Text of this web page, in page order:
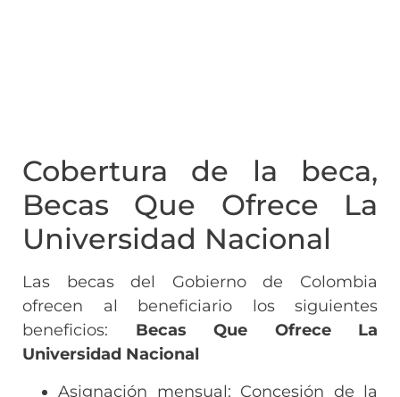
Cobertura de la beca,
Becas Que Ofrece La
Universidad Nacional
Las becas del Gobierno de Colombia
ofrecen al beneficiario los siguientes
beneficios: Becas Que Ofrece La
Universidad Nacional
Asignación mensual: Concesión de la